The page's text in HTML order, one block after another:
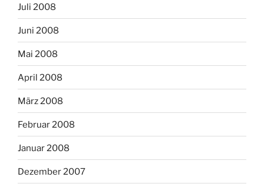
Juli 2008
Juni 2008
Mai 2008
April 2008
März 2008
Februar 2008
Januar 2008
Dezember 2007